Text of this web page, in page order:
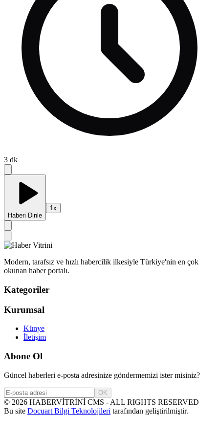
3 dk
Haberi Dinle
1x
Modern, tarafsız ve hızlı habercilik ilkesiyle Türkiye'nin en çok
okunan haber portalı.
Kategoriler
Kurumsal
Künye
İletişim
Abone Ol
Güncel haberleri e-posta adresinize göndermemizi ister misiniz?
OK
© 2026 HABERVİTRİNİ CMS - ALL RIGHTS RESERVED
Bu site Docuart Bilgi Teknolojileri tarafından geliştirilmiştir.